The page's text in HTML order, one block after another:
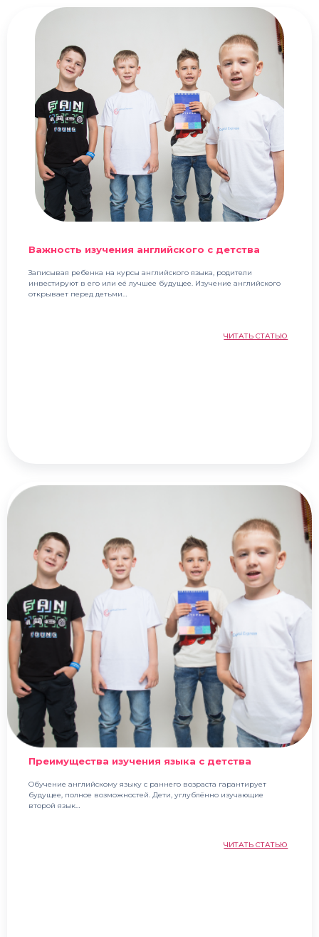
Важность изучения английского с детства
Записывая ребенка на курсы английского языка, родители
инвестируют в его или её лучшее будущее. Изучение английского
открывает перед детьми…
ЧИТАТЬ СТАТЬЮ
Преимущества изучения языка с детства
Обучение английскому языку с раннего возраста гарантирует
будущее, полное возможностей. Дети, углублённо изучающие
второй язык…
ЧИТАТЬ СТАТЬЮ